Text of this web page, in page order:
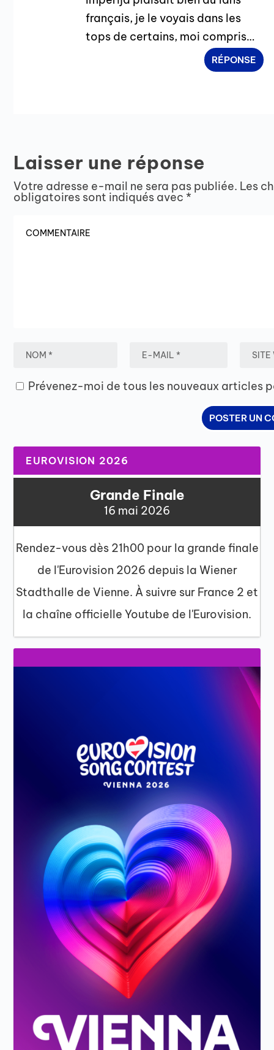
français, je le voyais dans les
tops de certains, moi compris…
RÉPONSE
Laisser une réponse
Votre adresse e-mail ne sera pas publiée. Les
obligatoires sont indiqués avec *
Prévenez-moi de tous les nouveaux articles
EUROVISION 2026
Grande Finale
16 mai 2026
Rendez-vous dès 21h00 pour la grande finale
de l'Eurovision 2026 depuis la Wiener
Stadthalle de Vienne. À suivre sur France 2 et
la chaîne officielle Youtube de l'Eurovision.